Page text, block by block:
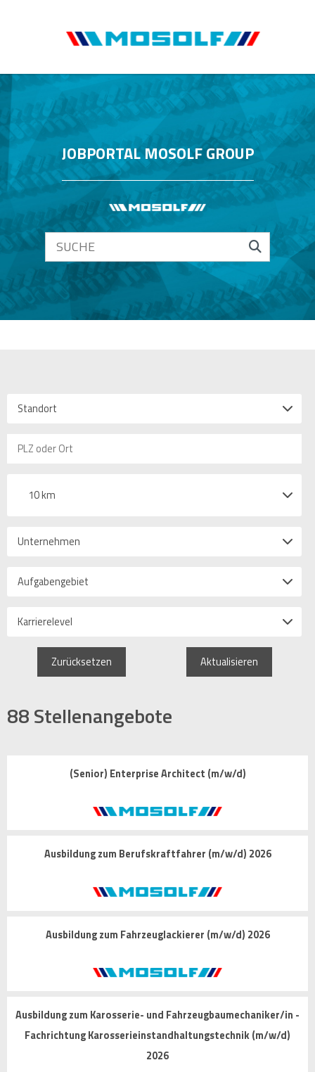
JOBPORTAL MOSOLF GROUP
Standort
10 km
Unternehmen
Aufgabengebiet
Karrierelevel
Zurücksetzen Aktualisieren
88Stellenangebote
(Senior) Enterprise Architect (m/w/d)
Ausbildung zum Berufskraftfahrer (m/w/d) 2026
Ausbildung zum Fahrzeuglackierer (m/w/d) 2026
Ausbildung zum Karosserie- und Fahrzeugbaumechaniker/in -
Fachrichtung Karosserieinstandhaltungstechnik (m/w/d)
2026